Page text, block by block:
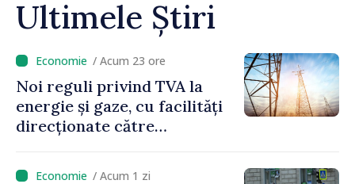
Ultimele Știri
/ Acum 23 ore
Noi reguli privind TVA la
energie și gaze, cu facilități
direcționate către
/ Acum 1 zi